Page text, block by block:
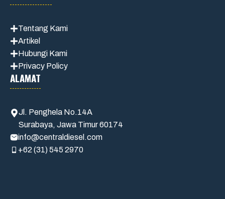
Tentang Kami
Artikel
Hubungi Kami
Privacy Policy
ALAMAT
Jl. Penghela No.14A
Surabaya, Jawa Timur 60174
info@centraldiesel.com
+62 (31) 545 2970